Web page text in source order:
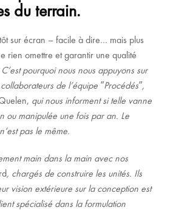
du terrain.
sur écran – facile à dire… mais plus
rien omettre et garantir une qualité
C’est pourquoi nous nous appuyons sur
de l’équipe ″Procédés″,
qui nous informent si telle vanne
ou manipulée une fois par an. Le
pas le même.
main dans la main avec nos
, chargés de construire les unités. Ils
vision extérieure sur la conception est
spécialisé dans la formulation